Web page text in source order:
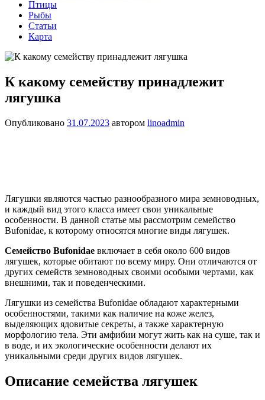
Птицы
Рыбы
Статьи
Карта
К какому семейству принадлежит
лягушка
Опубликовано 31.07.2023 автором linoadmin
Лягушки являются частью разнообразного мира земноводных,
и каждый вид этого класса имеет свои уникальные
особенности. В данной статье мы рассмотрим семейство
Bufonidae, к которому относятся многие виды лягушек.
Семейство Bufonidae включает в себя около 600 видов
лягушек, которые обитают по всему миру. Они отличаются от
других семейств земноводных своими особыми чертами, как
внешними, так и поведенческими.
Лягушки из семейства Bufonidae обладают характерными
особенностями, такими как наличие на коже желез,
выделяющих ядовитые секреты, а также характерную
морфологию тела. Эти амфибии могут жить как на суше, так и
в воде, и их экологические особенности делают их
уникальными среди других видов лягушек.
Описание семейства лягушек